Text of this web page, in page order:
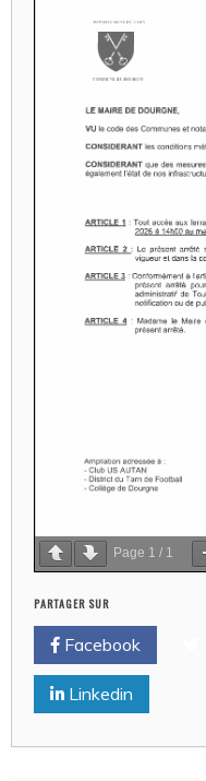
Page 1 / 1
PARTAGER SUR
Facebook
Linkedin